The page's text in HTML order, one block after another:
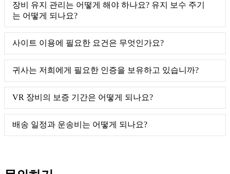
장비 유지 관리는 어떻게 해야 하나요? 유지 보수 주기
는 어떻게 되나요?
사이트 이용에 필요한 요건은 무엇인가요?
귀사는 저희에게 필요한 인증을 보유하고 있습니까?
VR 장비의 보증 기간은 어떻게 되나요?
배송 일정과 운송비는 어떻게 되나요?